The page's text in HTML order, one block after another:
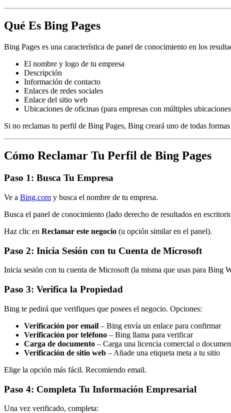
Qué Es Bing Pages
Bing Pages es una característica de panel de conocimiento en los
El nombre y logo de tu empresa
Descripción
Información de contacto
Enlaces de redes sociales
Enlace del sitio web
Ubicaciones de oficinas (para empresas con múltiples
Si no reclamas tu perfil de Bing Pages, Bing creará uno de todas
Cómo Reclamar Tu Perfil de Bing Pages
Paso 1: Busca Tu Empresa
Ve a Bing.com y busca el nombre de tu empresa.
Busca el panel de conocimiento (lado derecho de resultados en
Haz clic en Reclamar este negocio (u opción similar en el panel).
Paso 2: Inicia Sesión con tu Cuenta de Microsoft
Inicia sesión con tu cuenta de Microsoft (la misma que usas para Bing
Paso 3: Verifica la Propiedad
Bing te pedirá que verifiques que posees el negocio. Opciones:
Verificación por email – Bing envía un enlace para confirmar
Verificación por teléfono – Bing llama para verificar
Carga de documento – Carga una licencia comercial o
Verificación de sitio web – Añade una etiqueta meta a tu sitio
Elige la opción más fácil. Recomiendo email.
Paso 4: Completa Tu Información Empresarial
Una vez verificado, completa: